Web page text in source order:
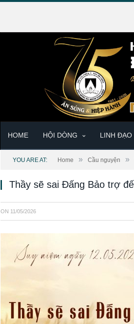
HOME HỘI DÒNG LINH ĐẠO
YOU ARE AT: Home » Cầu nguyện »
Thầy sẽ sai Đấng Bảo trợ
ON 11/05/2026